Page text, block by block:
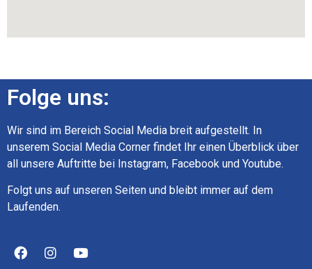
Folge uns:
Wir sind im Bereich Social Media breit aufgestellt. In
unserem Social Media Corner findet Ihr einen Überblick über
all unsere Auftritte bei Instagram, Facebook und Youtube.
Folgt uns auf unseren Seiten und bleibt immer auf dem
Laufenden.